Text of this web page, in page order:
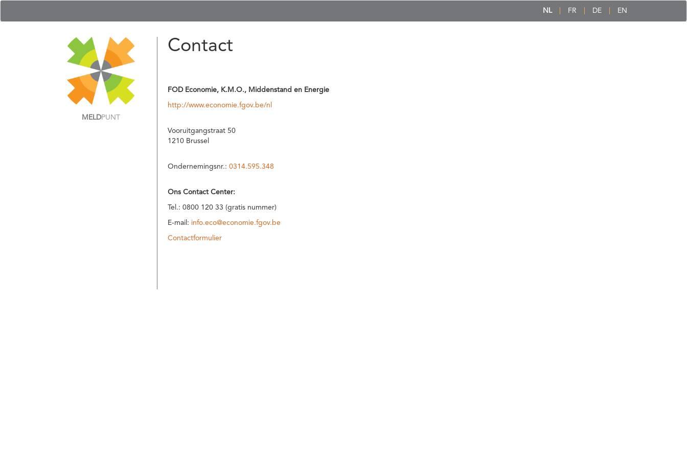
NL FR DE EN
MELDPUNT
Contact
FOD Economie, K.M.O., Middenstand en Energie
http://www.economie.fgov.be/nl
Vooruitgangstraat 50
1210 Brussel
Ondernemingsnr.: 0314.595.348
Ons Contact Center:
Tel.: 0800 120 33 (gratis nummer)
E-mail: info.eco@economie.fgov.be
Contactformulier